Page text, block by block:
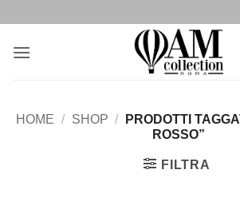
contenuti
HOME / SHOP /
PRODOTTI
ROSSO”
FILTRA